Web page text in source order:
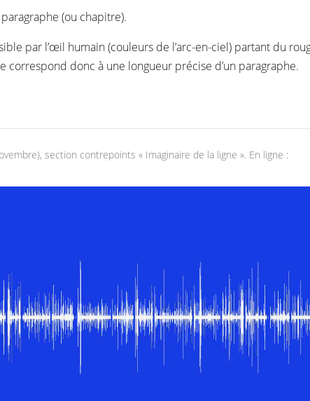
(ou chapitre).
par l’œil humain (couleurs de l’arc-en-ciel) partant du
donc à une longueur précise d’un paragraphe.
section contrepoints « Imaginaire de la ligne ». En ligne :
SISMO ZOLA